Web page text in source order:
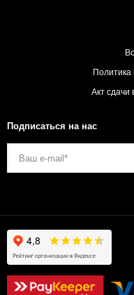
Политика
Акт сдачи
Подписаться на нас